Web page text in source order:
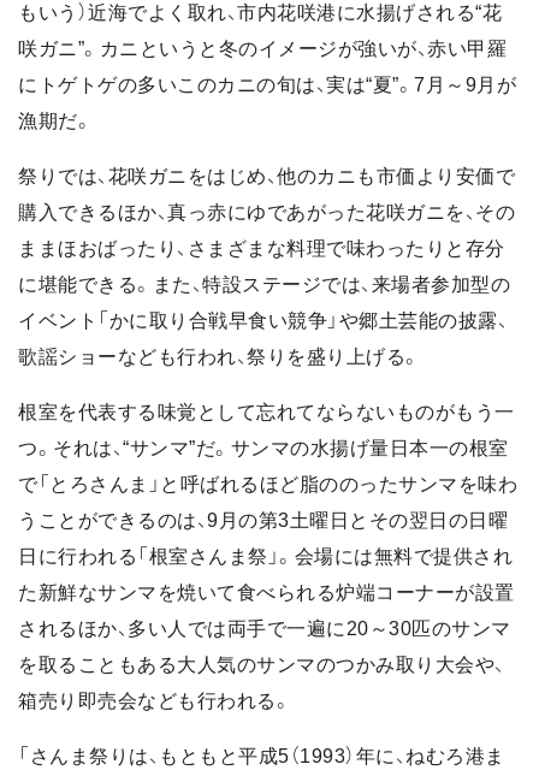
もいう）近海でよく取れ、市内花咲港に水揚げされる“花
咲ガニ”。カニというと冬のイメージが強いが、赤い甲羅
にトゲトゲの多いこのカニの旬は、実は“夏”。7月～9月が
漁期だ。
祭りでは、花咲ガニをはじめ、他のカニも市価より安価で
購入できるほか、真っ赤にゆであがった花咲ガニを、その
ままほおばったり、さまざまな料理で味わったりと存分
に堪能できる。また、特設ステージでは、来場者参加型の
イベント「かに取り合戦早食い競争」や郷土芸能の披露、
歌謡ショーなども行われ、祭りを盛り上げる。
根室を代表する味覚として忘れてならないものがもう一
つ。それは、“サンマ”だ。サンマの水揚げ量日本一の根室
で「とろさんま」と呼ばれるほど脂ののったサンマを味わ
うことができるのは、9月の第3土曜日とその翌日の日曜
日に行われる「根室さんま祭」。会場には無料で提供され
た新鮮なサンマを焼いて食べられる炉端コーナーが設置
されるほか、多い人では両手で一遍に20～30匹のサンマ
を取ることもある大人気のサンマのつかみ取り大会や、
箱売り即売会なども行われる。
「さんま祭りは、もともと平成5（1993）年に、ねむろ港ま